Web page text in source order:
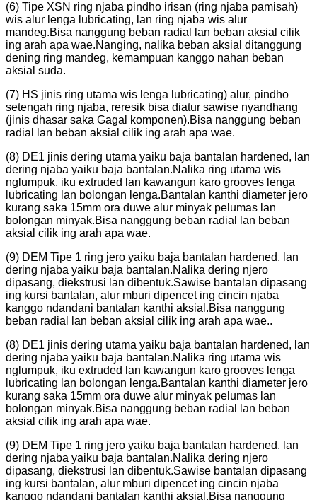
(6) Tipe XSN ring njaba pindho irisan (ring njaba pamisah)
wis alur lenga lubricating, lan ring njaba wis alur
mandeg.Bisa nanggung beban radial lan beban aksial cilik
ing arah apa wae.Nanging, nalika beban aksial ditanggung
dening ring mandeg, kemampuan kanggo nahan beban
aksial suda.
(7) HS jinis ring utama wis lenga lubricating) alur, pindho
setengah ring njaba, reresik bisa diatur sawise nyandhang
(jinis dhasar saka Gagal komponen).Bisa nanggung beban
radial lan beban aksial cilik ing arah apa wae.
(8) DE1 jinis dering utama yaiku baja bantalan hardened, lan
dering njaba yaiku baja bantalan.Nalika ring utama wis
nglumpuk, iku extruded lan kawangun karo grooves lenga
lubricating lan bolongan lenga.Bantalan kanthi diameter jero
kurang saka 15mm ora duwe alur minyak pelumas lan
bolongan minyak.Bisa nanggung beban radial lan beban
aksial cilik ing arah apa wae.
(9) DEM Tipe 1 ring jero yaiku baja bantalan hardened, lan
dering njaba yaiku baja bantalan.Nalika dering njero
dipasang, diekstrusi lan dibentuk.Sawise bantalan dipasang
ing kursi bantalan, alur mburi dipencet ing cincin njaba
kanggo ndandani bantalan kanthi aksial.Bisa nanggung
beban radial lan beban aksial cilik ing arah apa wae..
(8) DE1 jinis dering utama yaiku baja bantalan hardened, lan
dering njaba yaiku baja bantalan.Nalika ring utama wis
nglumpuk, iku extruded lan kawangun karo grooves lenga
lubricating lan bolongan lenga.Bantalan kanthi diameter jero
kurang saka 15mm ora duwe alur minyak pelumas lan
bolongan minyak.Bisa nanggung beban radial lan beban
aksial cilik ing arah apa wae.
(9) DEM Tipe 1 ring jero yaiku baja bantalan hardened, lan
dering njaba yaiku baja bantalan.Nalika dering njero
dipasang, diekstrusi lan dibentuk.Sawise bantalan dipasang
ing kursi bantalan, alur mburi dipencet ing cincin njaba
kanggo ndandani bantalan kanthi aksial.Bisa nanggung